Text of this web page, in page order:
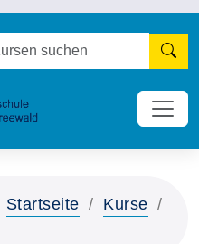
Startseite
Kurse